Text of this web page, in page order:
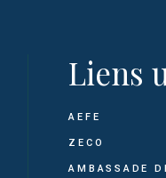
Liens
AEFE
ZECO
AMBASSADE